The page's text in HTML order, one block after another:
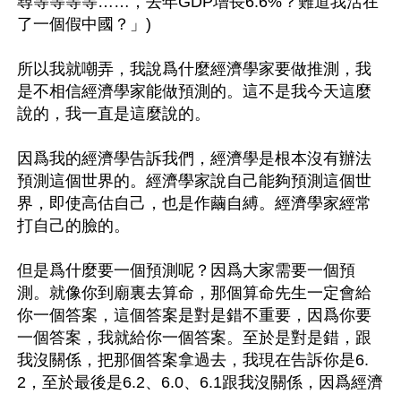
了一個假中國？」)
所以我就嘲弄，我說爲什麼經濟學家要做推測，我
是不相信經濟學家能做預測的。這不是我今天這麼
說的，我一直是這麼說的。
因爲我的經濟學告訴我們，經濟學是根本沒有辦法
預測這個世界的。經濟學家說自己能夠預測這個世
界，即使高估自己，也是作繭自縛。經濟學家經常
打自己的臉的。
但是爲什麼要一個預測呢？因爲大家需要一個預
測。就像你到廟裏去算命，那個算命先生一定會給
你一個答案，這個答案是對是錯不重要，因爲你要
一個答案，我就給你一個答案。至於是對是錯，跟
我沒關係，把那個答案拿過去，我現在告訴你是6.
2，至於最後是6.2、6.0、6.1跟我沒關係，因爲經濟